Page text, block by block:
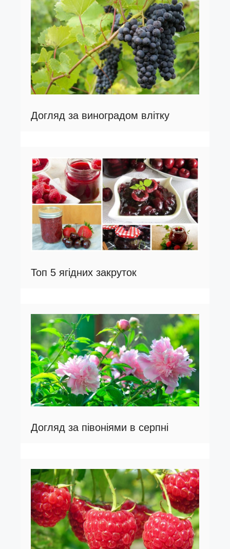
Догляд за виноградом влітку
Топ 5 ягідних закруток
Догляд за півоніями в серпні